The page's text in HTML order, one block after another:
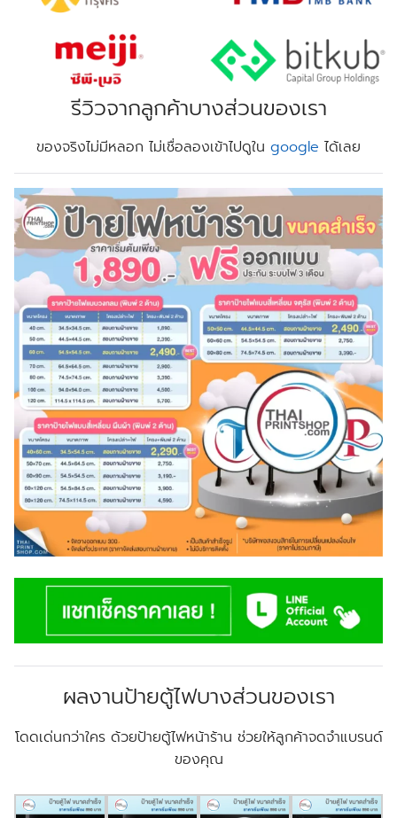
รีวิวจากลูกค้าบางส่วนของเรา
ของจริงไม่มีหลอก ไม่เชื่อลองเข้าไปดูใน google ได้เลย
ผลงานป้ายตู้ไฟบางส่วนของเรา
โดดเด่นกว่าใคร ด้วยป้ายตู้ไฟหน้าร้าน ช่วยให้ลูกค้าจดจำแบรนด์
ของคุณ